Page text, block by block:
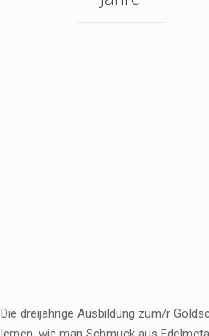
Die dreijährige Ausbildung zum/r